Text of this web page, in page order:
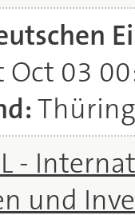
Oct 03
-
und